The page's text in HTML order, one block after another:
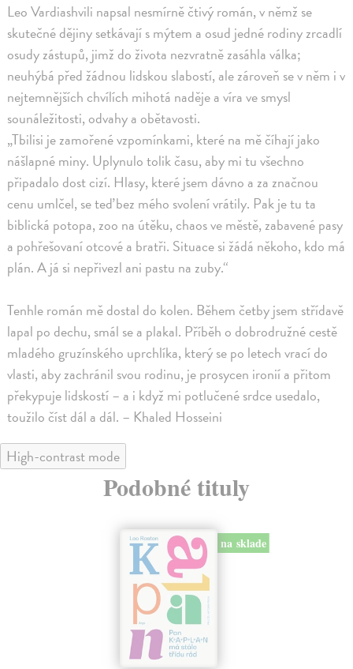
Leo Vardiashvili napsal nesmírně čtivý román, v němž se
skutečné dějiny setkávají s mýtem a osud jedné rodiny zrcadlí
osudy zástupů, jimž do života nezvratně zasáhla válka;
neuhýbá před žádnou lidskou slabostí, ale zároveň se v něm i v
nejtemnějších chvílích mihotá naděje a víra ve smysl
sounáležitosti, odvahy a obětavosti.
„Tbilisi je zamořené vzpomínkami, které na mě číhají jako
nášlapné miny. Uplynulo tolik času, aby mi tu všechno
připadalo dost cizí. Hlasy, které jsem dávno a za značnou
cenu umlčel, se teď bez mého svolení vrátily. Pak je tu ta
biblická potopa, zoo na útěku, chaos ve městě, zabavené pasy
a pohřešovaní otcové a bratři. Situace si žádá někoho, kdo má
plán. A já si nepřivezl ani pastu na zuby.“
Tenhle román mě dostal do kolen. Během četby jsem střídavě
lapal po dechu, smál se a plakal. Příběh o dobrodružné cestě
mladého gruzínského uprchlíka, který se po letech vrací do
vlasti, aby zachránil svou rodinu, je prosycen ironií a přitom
překypuje lidskostí – a i když mi potlučené srdce usedalo,
toužilo číst dál a dál. – Khaled Hosseini
High-contrast mode
Podobné tituly
na sklade